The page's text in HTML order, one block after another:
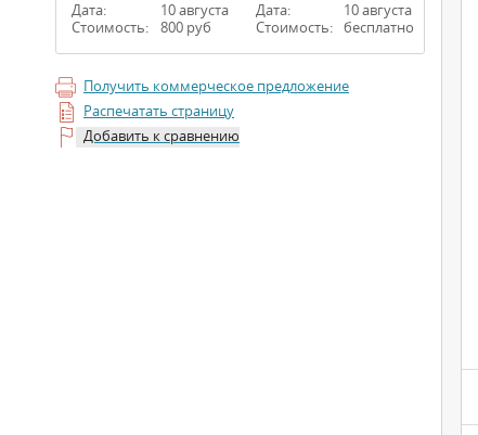
Дата:
Стоимость:
10 августа
800 руб
Дата:
Стоимость:
10 августа
бесплатно
Получить коммерческое предложение
Распечатать страницу
Добавить к сравнению